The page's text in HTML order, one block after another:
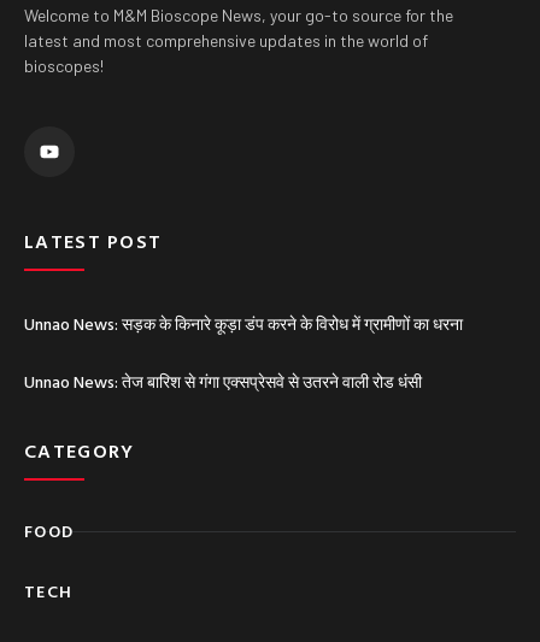
Welcome to M&M Bioscope News, your go-to source for the
latest and most comprehensive updates in the world of
bioscopes!
u
LATEST POST
Unnao News: सड़क के किनारे कूड़ा डंप करने के विरोध में ग्रामीणों का धरना
Unnao News: तेज बारिश से गंगा एक्सप्रेसवे से उतरने वाली रोड धंसी
CATEGORY
FOOD
TECH